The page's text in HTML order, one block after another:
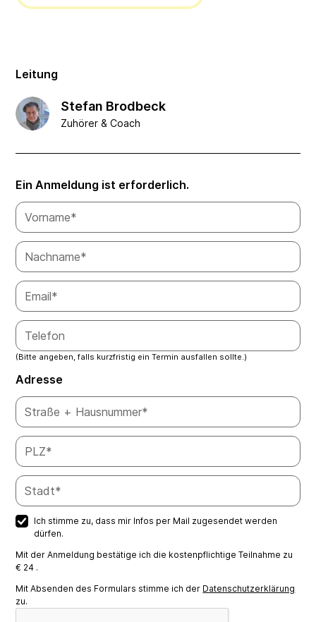
Leitung
Stefan Brodbeck
Zuhörer & Coach
Ein Anmeldung ist erforderlich.
(Bitte angeben, falls kurzfristig ein Termin ausfallen sollte.)
Adresse
Ich stimme zu, dass mir Infos per Mail zugesendet werden
dürfen.
Mit der Anmeldung bestätige ich die kostenpflichtige Teilnahme zu
€ 24 .
Mit Absenden des Formulars stimme ich der Datenschutzerklärung
zu.